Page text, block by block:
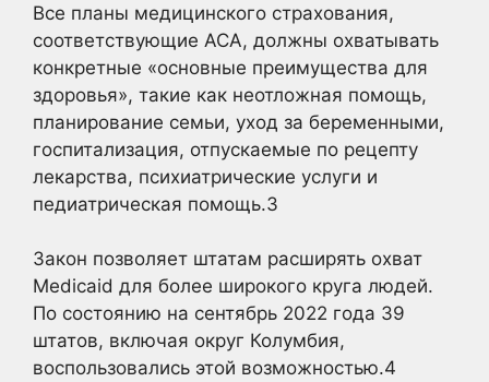
Все планы медицинского страхования,
соответствующие ACA, должны охватывать
конкретные «основные преимущества для
здоровья», такие как неотложная помощь,
планирование семьи, уход за беременными,
госпитализация, отпускаемые по рецепту
лекарства, психиатрические услуги и
педиатрическая помощь.3
Закон позволяет штатам расширять охват
Medicaid для более широкого круга людей.
По состоянию на сентябрь 2022 года 39
штатов, включая округ Колумбия,
воспользовались этой возможностью.4